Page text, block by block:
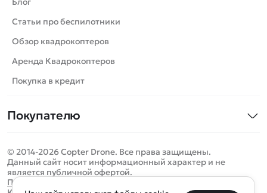
Катера
Роботы
Самолеты
Сборные модели
Спецтехника
Игрушки
Запчасти для моделей
Статьи про беспилотники
Обзор квадрокоптеров
Аренда Квадрокоптеров
Покупка в кредит
Покупателю
Оплата и доставка
Помощь
© 2014-2026 Copter Drone. Все права защищены.
Данный сайт носит информационный характер и не
является публичной офертой.
Политика конфиденциальности
Определить местоположение